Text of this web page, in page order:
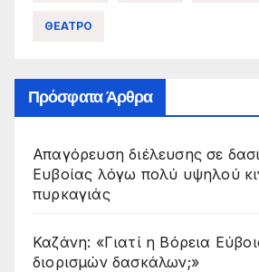
ΘΕΑΤΡΟ
Πρόσφατα Άρθρα
Απαγόρευση διέλευσης σε
Ευβοίας λόγω πολύ υψηλού
πυρκαγιάς
Καζάνη: «Γιατί η Βόρεια
διορισμών δασκάλων;»